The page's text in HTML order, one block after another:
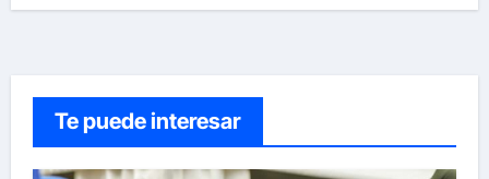
Te puede interesar